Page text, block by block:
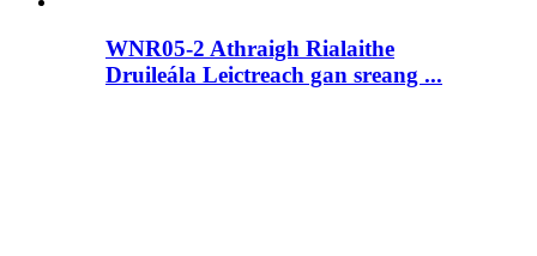
WNR05-2 Athraigh Rialaithe
Druileála Leictreach gan sreang ...